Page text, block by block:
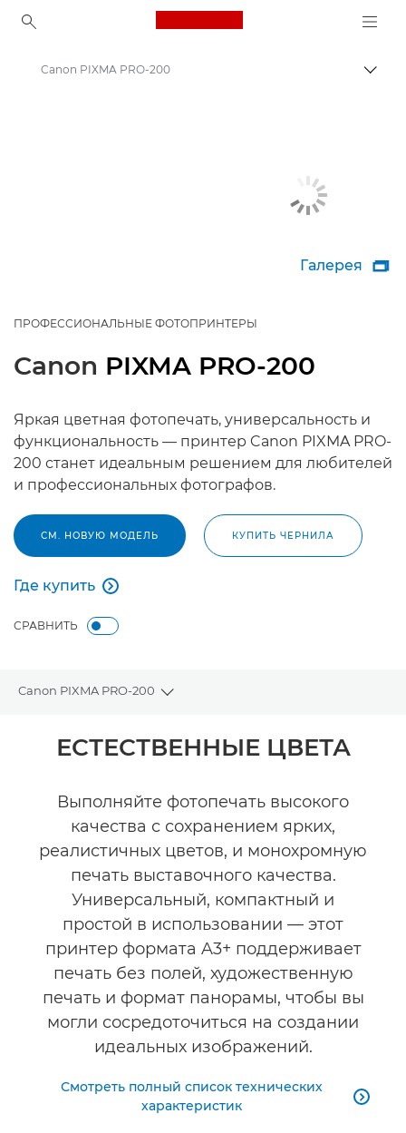
Canon Logo, back to
Canon PIXMA PRO-200
Галерея 
ПРОФЕССИОНАЛЬНЫЕ ФОТОПРИНТЕРЫ
Canon PIXMA PRO-200
Яркая цветная фотопечать, универсальность и
функциональность — принтер Canon PIXMA PRO-
200 станет идеальным решением для любителей
и профессиональных фотографов.
СМ. НОВУЮ МОДЕЛЬ КУПИТЬ ЧЕРНИЛА
Где купить
Где купить

СРАВНИТЬ
Canon PIXMA PRO-200
Toggle breadcrumbs
КУПИТЬ ЧЕРНИЛА
ЕСТЕСТВЕННЫЕ ЦВЕТА
Выполняйте фотопечать высокого
качества с сохранением ярких,
реалистичных цветов, и монохромную
печать выставочного качества.
Универсальный, компактный и
простой в использовании — этот
принтер формата A3+ поддерживает
печать без полей, художественную
печать и формат панорамы, чтобы вы
могли сосредоточиться на создании
идеальных изображений.
Смотреть полный список технических
характеристик
